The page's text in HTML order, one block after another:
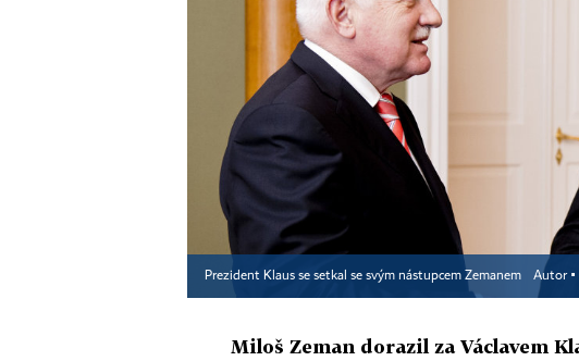
Prezident Klaus se setkal se svým nástupcem Zemanem Autor ▪
Miloš Zeman dorazil za Václavem